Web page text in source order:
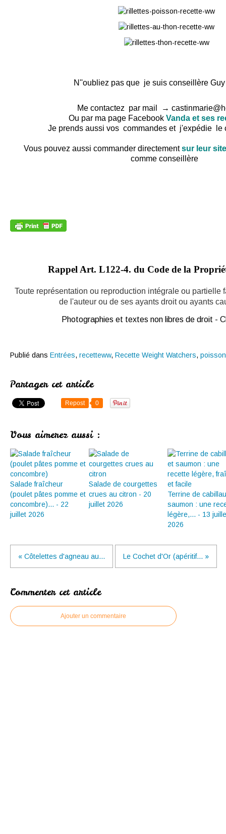
N''oubliez pas que je suis conseillère
Me contactez par mail →
Ou par ma page Facebook Vanda et ses
Je prends aussi vos commandes et j'expédie le
Vous pouvez aussi commander directementsur leur site
comme conseillère
Rappel Art. L122-4. du Code de la
Toute représentation ou reproduction intégrale ou partielle
de l'auteur ou de ses ayants droit ou ayants
Photographies et textes non libres de droit -
Publié dans Entrées, recetteww, Recette Weight Watchers,
Partager cet article
Repost 0
Vous aimerez aussi :
Salade fraîcheur
(poulet pâtes pomme et
concombre)... - 22
juillet 2026
Salade de courgettes
crues au citron - 20
juillet 2026
Terrine de
saumon : une
légère,... - 13
2026
« Côtelettes d'agneau au... Le Cochet d'Or (apéritif... »
Commenter cet article
Ajouter un commentaire